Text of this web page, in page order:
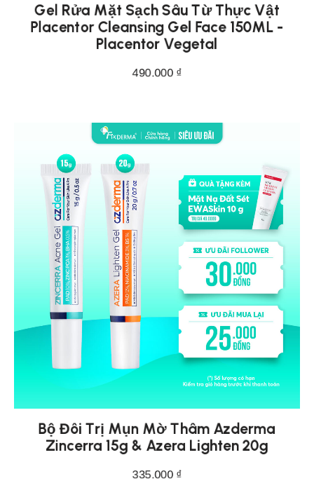
Gel Rửa Mặt Sạch Sâu Từ Thực Vật
Placentor Cleansing Gel Face 150ML -
Placentor Vegetal
490.000 ₫
Bộ Đôi Trị Mụn Mờ Thâm Azderma
Zincerra 15g & Azera Lighten 20g
335.000 ₫